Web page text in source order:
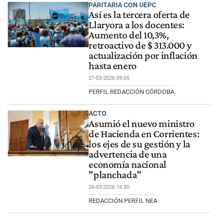
PARITARIA CON UEPC
Así es la tercera oferta de
Llaryora a los docentes:
Aumento del 10,3%,
retroactivo de $ 313.000 y
actualización por inflación
hasta enero
27-03-2026 09:05
PERFIL REDACCIÓN CÓRDOBA
ACTO
Asumió el nuevo ministro
de Hacienda en Corrientes:
los ejes de su gestión y la
advertencia de una
economía nacional
"planchada"
26-03-2026 16:30
REDACCIÓN PERFIL NEA